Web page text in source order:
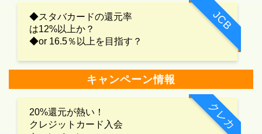
JCB
◆スタバカードの還元率
は12%以上か？
◆or 16.5％以上を目指す？
キャンペーン情報
クレカ
20%還元が熱い！
クレジットカード入会